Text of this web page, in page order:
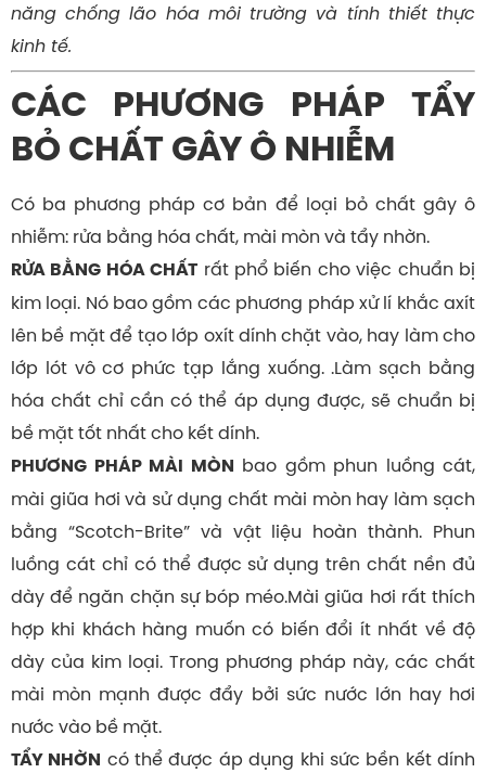
năng chống lão hóa môi trường và tính thiết thực
kinh tế.
CÁC PHƯƠNG PHÁP TẨY
BỎ CHẤT GÂY Ô NHIỄM
Có ba phương pháp cơ bản để loại bỏ chất gây ô
nhiễm: rửa bằng hóa chất, mài mòn và tẩy nhờn.
RỬA BẰNG HÓA CHẤT rất phổ biến cho việc chuẩn bị
kim loại. Nó bao gồm các phương pháp xử lí khắc axít
lên bề mặt để tạo lớp oxít dính chặt vào, hay làm cho
lớp lót vô cơ phức tạp lắng xuống. .Làm sạch bằng
hóa chất chỉ cần có thể áp dụng được, sẽ chuẩn bị
bề mặt tốt nhất cho kết dính.
PHƯƠNG PHÁP MÀI MÒN bao gồm phun luồng cát,
mài giũa hơi và sử dụng chất mài mòn hay làm sạch
bằng “Scotch-Brite” và vật liệu hoàn thành. Phun
luồng cát chỉ có thể được sử dụng trên chất nền đủ
dày để ngăn chặn sự bóp méo.Mài giũa hơi rất thích
hợp khi khách hàng muốn có biến đổi ít nhất về độ
dày của kim loại. Trong phương pháp này, các chất
mài mòn mạnh được đẩy bởi sức nước lớn hay hơi
nước vào bề mặt.
TẨY NHỜN có thể được áp dụng khi sức bền kết dính